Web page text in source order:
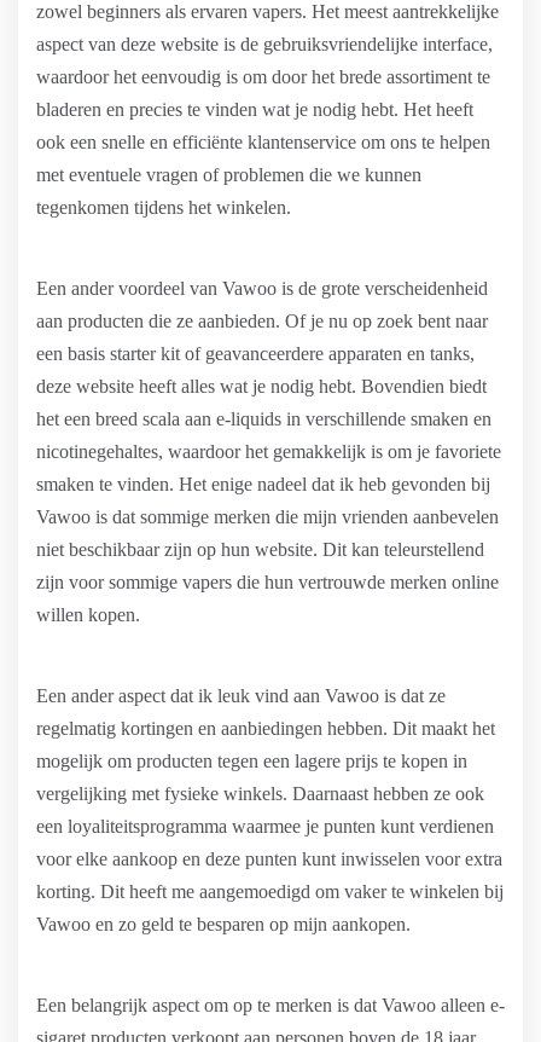
zowel beginners als ervaren vapers. Het meest aantrekkelijke
aspect van deze website is de gebruiksvriendelijke interface,
waardoor het eenvoudig is om door het brede assortiment te
bladeren en precies te vinden wat je nodig hebt. Het heeft
ook een snelle en efficiënte klantenservice om ons te helpen
met eventuele vragen of problemen die we kunnen
tegenkomen tijdens het winkelen.
Een ander voordeel van Vawoo is de grote verscheidenheid
aan producten die ze aanbieden. Of je nu op zoek bent naar
een basis starter kit of geavanceerdere apparaten en tanks,
deze website heeft alles wat je nodig hebt. Bovendien biedt
het een breed scala aan e-liquids in verschillende smaken en
nicotinegehaltes, waardoor het gemakkelijk is om je favoriete
smaken te vinden. Het enige nadeel dat ik heb gevonden bij
Vawoo is dat sommige merken die mijn vrienden aanbevelen
niet beschikbaar zijn op hun website. Dit kan teleurstellend
zijn voor sommige vapers die hun vertrouwde merken online
willen kopen.
Een ander aspect dat ik leuk vind aan Vawoo is dat ze
regelmatig kortingen en aanbiedingen hebben. Dit maakt het
mogelijk om producten tegen een lagere prijs te kopen in
vergelijking met fysieke winkels. Daarnaast hebben ze ook
een loyaliteitsprogramma waarmee je punten kunt verdienen
voor elke aankoop en deze punten kunt inwisselen voor extra
korting. Dit heeft me aangemoedigd om vaker te winkelen bij
Vawoo en zo geld te besparen op mijn aankopen.
Een belangrijk aspect om op te merken is dat Vawoo alleen e-
sigaret producten verkoopt aan personen boven de 18 jaar,